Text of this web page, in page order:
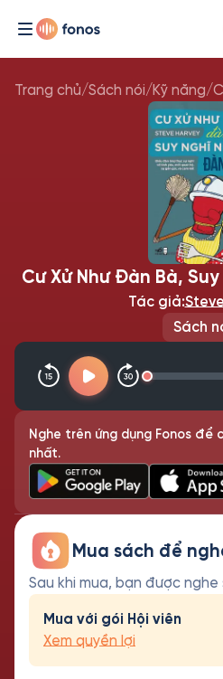
Trang chủ/Sách nói/Kỹ năng/
Sách
Cư Xử Như Đàn Bà,
Tác giả:
Nghe trên ứng dụng Fonos để
nhất.
Mua sách để
Sau khi mua, bạn được nghe
Mua với gói Hội viên
Xem quyền lợi